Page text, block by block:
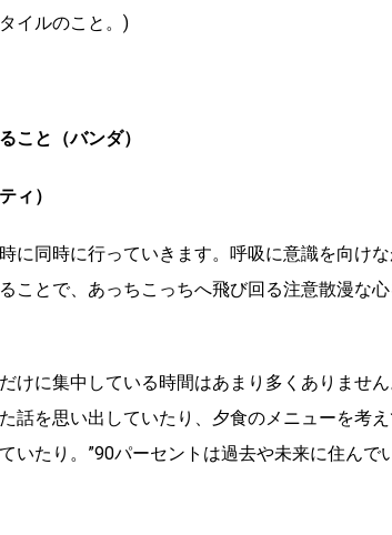
イルのこと。)
こと（バンダ）
ィ）
に同時に行っていきます。呼吸に意識を向け
ことで、あっちこっちへ飛び回る注意散漫な
けに集中している時間はあまり多くありませ
話を思い出していたり、夕食のメニューを考
いたり。”90パーセントは過去や未来に住んで